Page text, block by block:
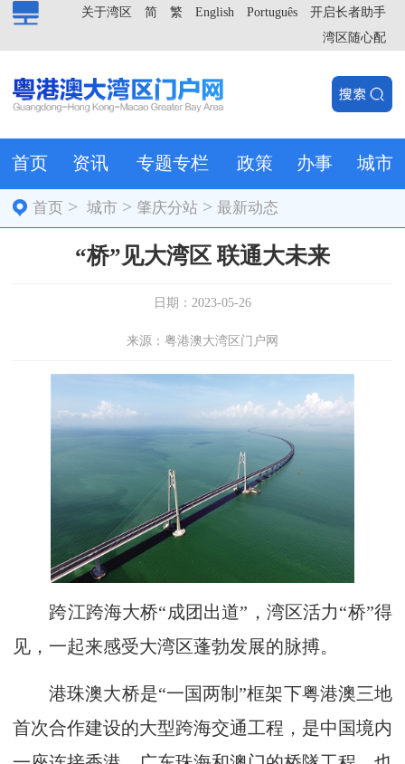
开启长者助手
Português
English
繁
简
关于湾区
湾区随心配
首页 资讯 专题专栏 政策 办事 城市
首页 >城市 > 肇庆分站 >最新动态
“桥”见大湾区 联通大未来
日期：2023-05-26
来源：粤港澳大湾区门户网
跨江跨海大桥“成团出道”，湾区活力“桥”得
见，一起来感受大湾区蓬勃发展的脉搏。
港珠澳大桥是“一国两制”框架下粤港澳三地
首次合作建设的大型跨海交通工程，是中国境内